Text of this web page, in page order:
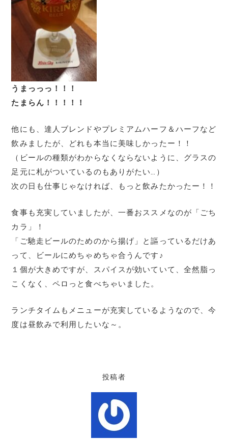
うまっっっ！！！
たまらん！！！！！
他にも、達人ブレンドやプレミアムハーフ＆ハーフなど
飲みましたが、どれも本当に美味しかったー！！
（ビールの種類がわからなくならないように、グラスの
足元に札がついているのもありがたい…）
次の日も仕事じゃなければ、もっと飲みたかったー！！
食事も充実していましたが、一番おススメなのが「ごち
カラ」！
「ご馳走ビールのためのから揚げ」と謳っているだけあ
って、ビールにめちゃめちゃ合うんです♪
１個が大きめですが、スパイスが効いていて、全然脂っ
こくなく、ペロっと食べちゃいました。
ランチタイムもメニューが充実しているようなので、今
度は昼飲みで利用したいな～。
投稿者